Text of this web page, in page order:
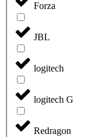
Forza
JBL
logitech
logitech G
Redragon